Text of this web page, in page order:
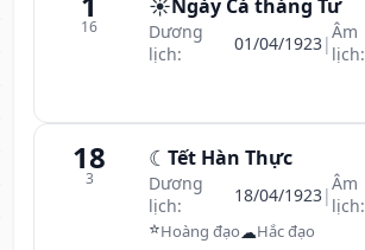
16
☀️Ngày Cá tháng Tư
Dương
lịch:
01/04/1923|Âm
lịch:
18
3
☾ Tết Hàn Thực
Dương
lịch:
18/04/1923|Âm
lịch:
⭐Hoàng đạo☁Hắc đạo